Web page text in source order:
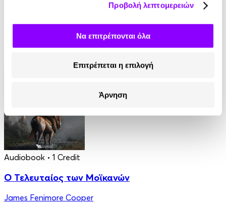
Προβολή λεπτομερειών
Να επιτρέπονται όλα
Επιτρέπεται η επιλογή
Άρνηση
Στο Σπίτι Της
Yael Van Der Wouden
Audiobook • 1 Credit
Ο Τελευταίος των Μοϊκανών
James Fenimore Cooper